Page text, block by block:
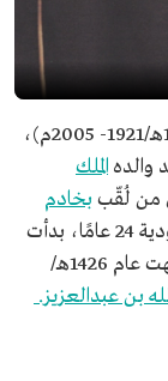
(1340-1426هـ/1921- 2005م)،
والده الملك
من لُقّب بخادم
، حكم المملكة العربية السعودية 24 عامًا، بدأت
عام 1402هـ/ 1982م، بعد أخيه الملك خالد، وانتهت عام 1426هـ/
بن عبدالعزيز.